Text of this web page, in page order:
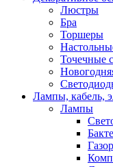
Люстры
Бра
Торшеры
Точечные
Лампы, кабель,
Лампы